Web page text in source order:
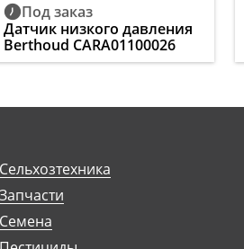
Под заказ
Датчик низкого давления
Berthoud CARA01100026
Сельхозтехника
Запчасти
Семена